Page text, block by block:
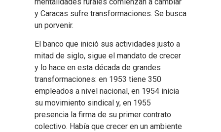
y Caracas sufre transformaciones. Se busca
un porvenir.
El banco que inició sus actividades justo a
mitad de siglo, sigue el mandato de crecer
y lo hace en esta década de grandes
transformaciones: en 1953 tiene 350
empleados a nivel nacional, en 1954 inicia
su movimiento sindical y, en 1955
presencia la firma de su primer contrato
colectivo. Había que crecer en un ambiente